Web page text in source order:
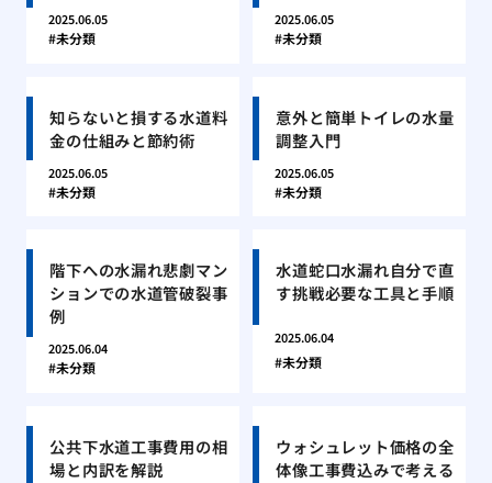
2025.06.05
未分類
2025.06.05
未分類
知らないと損する水道料
金の仕組みと節約術
2025.06.05
未分類
意外と簡単トイレの水量
調整入門
2025.06.05
未分類
階下への水漏れ悲劇マン
ションでの水道管破裂事
例
2025.06.04
未分類
水道蛇口水漏れ自分で直
す挑戦必要な工具と手順
2025.06.04
未分類
公共下水道工事費用の相
場と内訳を解説
ウォシュレット価格の全
体像工事費込みで考える